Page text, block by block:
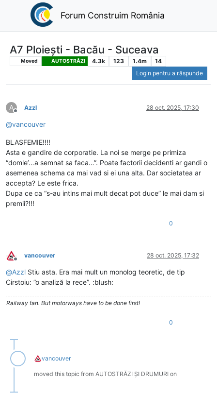
Forum Construim România
A7 Ploiești - Bacău - Suceava
Moved AUTOSTRĂZI 4.3k 123 1.4m
14
Login pentru a răspunde
A
Deconectat
Azzl 28 oct. 2025, 17:30
@vancouver
BLASFEMIE!!!!
Asta e gandire de corporatie. La noi se merge pe primiza
“domle’…a semnat sa faca…”. Poate factorii decidenti ar gandi o
asemenea schema ca mai vad si ei una alta. Dar societatea ar
accepta? Le este frica.
Dupa ce ca “s-au intins mai mult decat pot duce” le mai dam si
premii?!!!
0
Deconectat
vancouver 28 oct. 2025, 17:32
@Azzl Stiu asta. Era mai mult un monolog teoretic, de tip
Cirstoiu: ”o analiză la rece”. :blush:
Railway fan. But motorways have to be done first!
0
vancouver
moved this topic from AUTOSTRĂZI ȘI DRUMURI on